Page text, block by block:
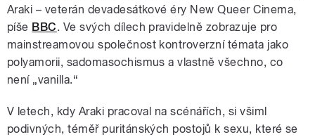
Araki – veterán devadesátkové éry New Queer Cinema,
píše BBC. Ve svých dílech pravidelně zobrazuje pro
mainstreamovou společnost kontroverzní témata jako
polyamorii, sadomasochismus a vlastně všechno, co
není „vanilla.“
V letech, kdy Araki pracoval na scénářích, si všiml
podivných, téměř puritánských postojů k sexu, které se